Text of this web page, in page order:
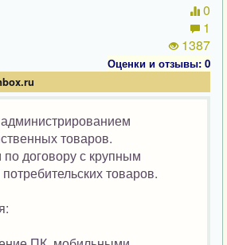
0
1
1387
Оценки и отзывы: 0
товаров.
договору с крупным
товаров.